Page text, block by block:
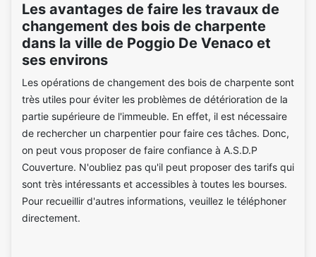
Les avantages de faire les travaux de
changement des bois de charpente
dans la ville de Poggio De Venaco et
ses environs
Les opérations de changement des bois de charpente sont
très utiles pour éviter les problèmes de détérioration de la
partie supérieure de l'immeuble. En effet, il est nécessaire
de rechercher un charpentier pour faire ces tâches. Donc,
on peut vous proposer de faire confiance à A.S.D.P
Couverture. N'oubliez pas qu'il peut proposer des tarifs qui
sont très intéressants et accessibles à toutes les bourses.
Pour recueillir d'autres informations, veuillez le téléphoner
directement.